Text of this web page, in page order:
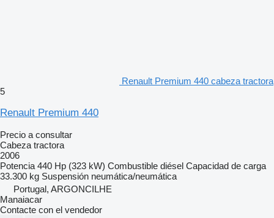
Renault Premium 440 cabeza tractora
5
Renault Premium 440
Precio a consultar
Cabeza tractora
2006
Potencia 440 Hp (323 kW) Combustible diésel Capacidad de carga
33.300 kg Suspensión neumática/neumática
Portugal, ARGONCILHE
Manaiacar
Contacte con el vendedor